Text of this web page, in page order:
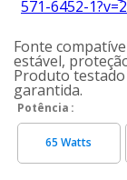
Fonte
estável,
Produto
garantida.
Potência
65 Watts